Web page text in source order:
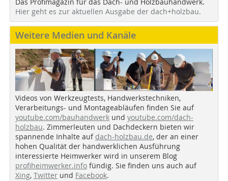
Hier geht es zur aktuellen Ausgabe der dach+holzbau.
Weitere Medien und Kanäle
Videos von Werkzeugtests, Handwerkstechniken,
Verarbeitungs- und Montageabläufen finden Sie auf
youtube.com/bauhandwerk und youtube.com/dach-
holzbau. Zimmerleuten und Dachdeckern bieten wir
spannende Inhalte auf dach-holzbau.de, der an einer
hohen Qualität der handwerklichen Ausführung
interessierte Heimwerker wird in unserem Blog
profiheimwerker.info fündig. Sie finden uns auch auf
Xing, Twitter und Facebook.